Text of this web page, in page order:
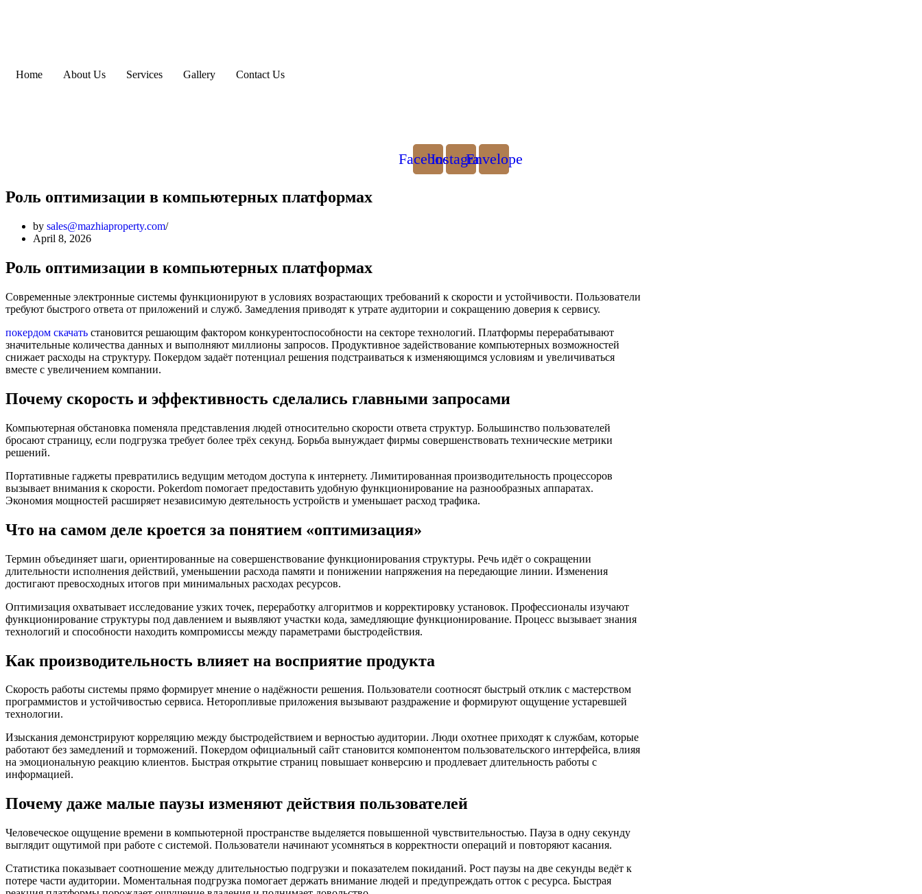
Home About Us Services Gallery Contact Us
FacebookInstagramEnvelope
Роль оптимизации в компьютерных платформах
by sales@mazhiaproperty.com
April 8, 2026
Роль оптимизации в компьютерных платформах
Современные электронные системы функционируют в условиях возрастающих требований к скорости и устойчивости. Пользователи
требуют быстрого ответа от приложений и служб. Замедления приводят к утрате аудитории и сокращению доверия к сервису.
покердом скачать становится решающим фактором конкурентоспособности на секторе технологий. Платформы перерабатывают
значительные количества данных и выполняют миллионы запросов. Продуктивное задействование компьютерных возможностей
снижает расходы на структуру. Покердом задаёт потенциал решения подстраиваться к изменяющимся условиям и увеличиваться
вместе с увеличением компании.
Почему скорость и эффективность сделались главными запросами
Компьютерная обстановка поменяла представления людей относительно скорости ответа структур. Большинство пользователей
бросают страницу, если подгрузка требует более трёх секунд. Борьба вынуждает фирмы совершенствовать технические метрики
решений.
Портативные гаджеты превратились ведущим методом доступа к интернету. Лимитированная производительность процессоров
вызывает внимания к скорости. Pokerdom помогает предоставить удобную функционирование на разнообразных аппаратах.
Экономия мощностей расширяет независимую деятельность устройств и уменьшает расход трафика.
Что на самом деле кроется за понятием «оптимизация»
Термин объединяет шаги, ориентированные на совершенствование функционирования структуры. Речь идёт о сокращении
длительности исполнения действий, уменьшении расхода памяти и понижении напряжения на передающие линии. Изменения
достигают превосходных итогов при минимальных расходах ресурсов.
Оптимизация охватывает исследование узких точек, переработку алгоритмов и корректировку установок. Профессионалы изучают
функционирование структуры под давлением и выявляют участки кода, замедляющие функционирование. Процесс вызывает знания
технологий и способности находить компромиссы между параметрами быстродействия.
Как производительность влияет на восприятие продукта
Скорость работы системы прямо формирует мнение о надёжности решения. Пользователи соотносят быстрый отклик с мастерством
программистов и устойчивостью сервиса. Неторопливые приложения вызывают раздражение и формируют ощущение устаревшей
технологии.
Изыскания демонстрируют корреляцию между быстродействием и верностью аудитории. Люди охотнее приходят к службам, которые
работают без замедлений и торможений. Покердом официальный сайт становится компонентом пользовательского интерфейса, влияя
на эмоциональную реакцию клиентов. Быстрая открытие страниц повышает конверсию и продлевает длительность работы с
информацией.
Почему даже малые паузы изменяют действия пользователей
Человеческое ощущение времени в компьютерной пространстве выделяется повышенной чувствительностью. Пауза в одну секунду
выглядит ощутимой при работе с системой. Пользователи начинают усомняться в корректности операций и повторяют касания.
Статистика показывает соотношение между длительностью подгрузки и показателем покиданий. Рост паузы на две секунды ведёт к
потере части аудитории. Моментальная подгрузка помогает держать внимание людей и предупреждать отток с ресурса. Быстрая